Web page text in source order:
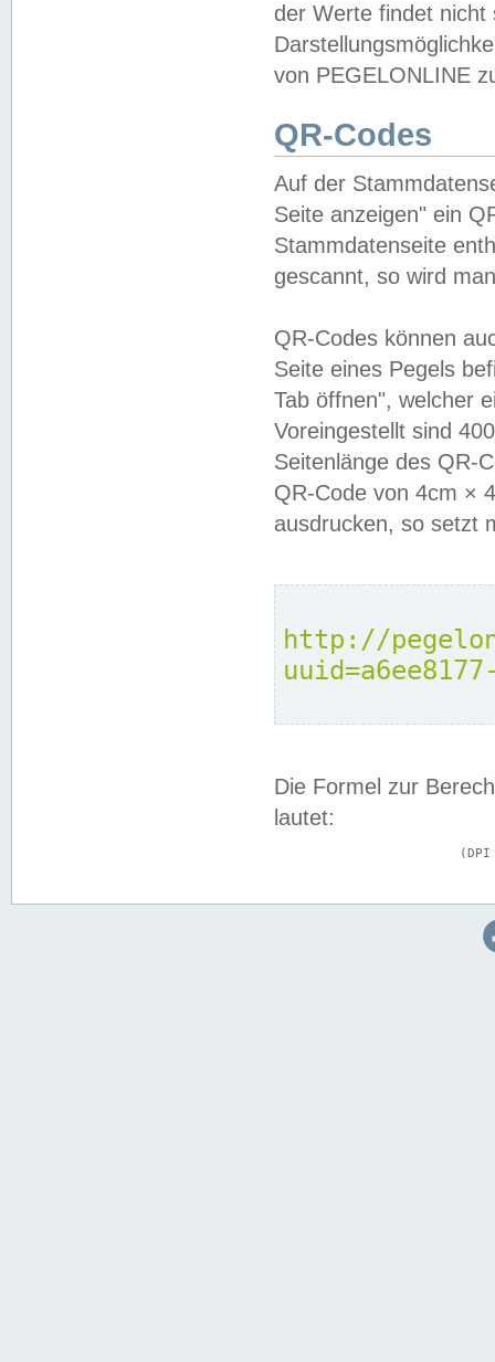
der Werte findet
von PEGELONLINE
QR-Codes
Auf der
Seite anzeigen" ein
Stammdatenseite
gescannt, so wird
QR-Codes können
Seite eines Pegels
Tab öffnen", welcher
Voreingestellt sind
Seitenlänge des QR-
QR-Code von 4cm ×
ausdrucken, so setzt
http://
Die Formel zur
lautet: